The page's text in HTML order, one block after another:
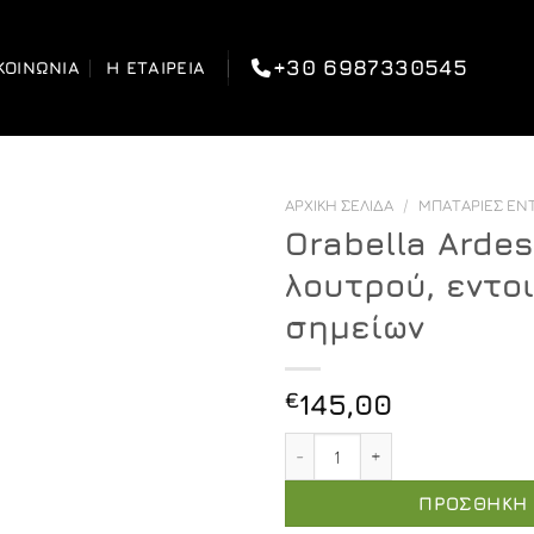
Η ΕΤΑΙΡΕΊΑ +30 6987330545
ΑΡΧΙΚΉ ΣΕΛΊΔΑ / ΜΠΑΤΑΡΊΕΣ
Orabella
λουτρού,
σημείων
€145,00
ΠΡΟΣΘΉΚΗ